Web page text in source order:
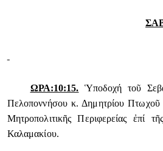
ΩΡΑ:10:15. Ὑποδοχή τοῦ
Πελοποννήσου κ. Δημητρίου Πτωχοῦ
Μητροπολιτικῆς Περιφερείας
Καλαμακίου.